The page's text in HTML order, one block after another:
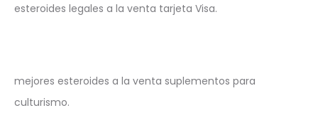
esteroides legales a la venta tarjeta Visa.
mejores esteroides a la venta suplementos para
culturismo.